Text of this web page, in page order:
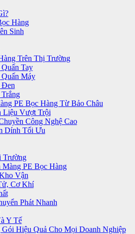
Hàng
Sinh
Trên Thị Trường
Tay
Máy
Đen
PE Bọc Hàng Từ Bảo Châu
Liệu Vượt Trội
Công Nghệ Cao
Dính Tối Ưu
Trường
PE Bọc Hàng
Vận
Cơ Khí
Phát Nhanh
Y Tế
Hiệu Quả Cho Mọi Doanh Nghiệp